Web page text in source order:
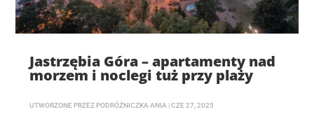
Jastrzębia Góra – apartamenty nad
morzem i noclegi tuż przy plaży
UTWORZONE PRZEZ PODRÓŻNICZKA ANIA |CZE 27, 2025